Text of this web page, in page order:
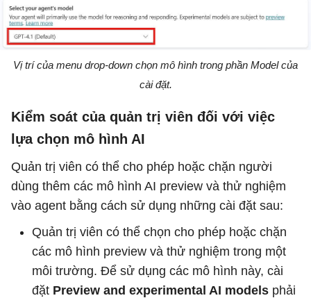
Vị trí của menu drop-down chọn mô hình trong phần Model của
cài đặt.
Kiểm soát của quản trị viên đối với việc
lựa chọn mô hình AI
Quản trị viên có thể cho phép hoặc chặn người
dùng thêm các mô hình AI preview và thử nghiệm
vào agent bằng cách sử dụng những cài đặt sau:
Quản trị viên có thể chọn cho phép hoặc chặn
các mô hình preview và thử nghiệm trong một
môi trường. Để sử dụng các mô hình này, cài
đặt Preview and experimental AI models phải